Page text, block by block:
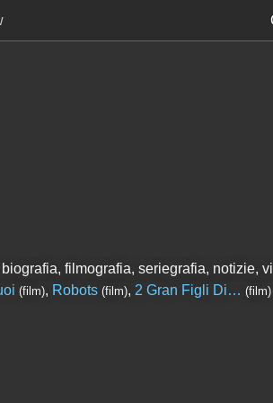
filmografia, seriegrafia, notizie,
(film), Robots (film), 2 Gran Figli Di… (film)